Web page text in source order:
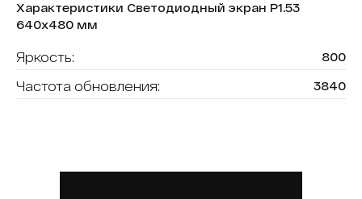
Характеристики Светодиодный экран P1.53
640x480 мм
Яркость: 800
Частота обновления: 3840
Конфигурация пикселя: